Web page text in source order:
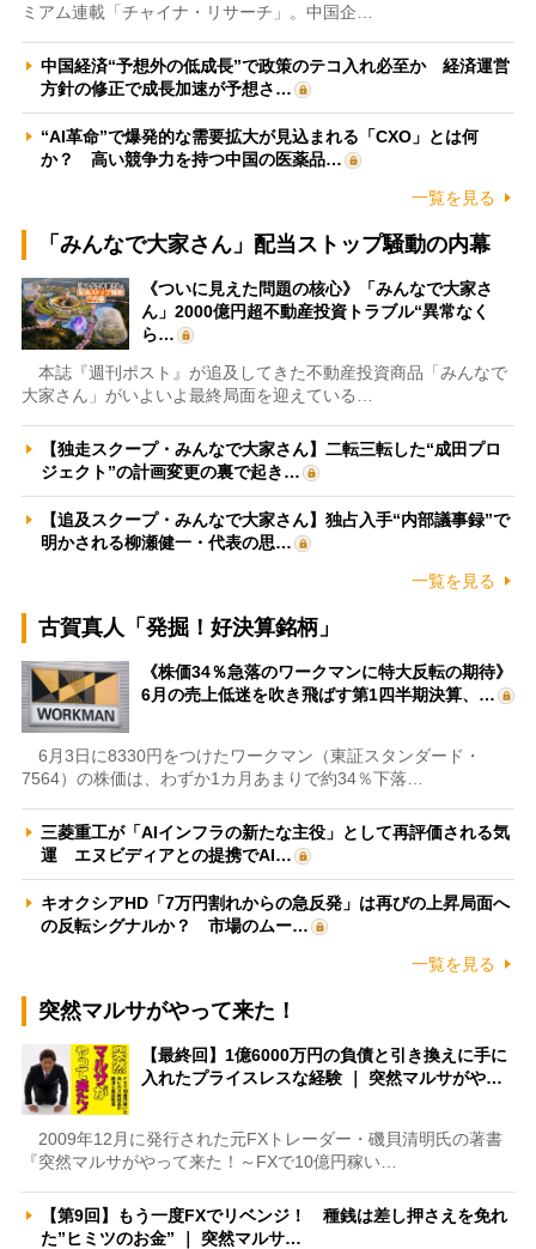
ミアム連載「チャイナ・リサーチ」。中国企…
中国経済“予想外の低成長”で政策のテコ入れ必至か 経済運営
方針の修正で成長加速が予想さ…
“AI革命”で爆発的な需要拡大が見込まれる「CXO」とは何
か？ 高い競争力を持つ中国の医薬品…
一覧を見る
「みんなで大家さん」配当ストップ騒動の内幕
《ついに見えた問題の核心》「みんなで大家さ
ん」2000億円超不動産投資トラブル“異常なく
ら…
本誌『週刊ポスト』が追及してきた不動産投資商品「みんなで
大家さん」がいよいよ最終局面を迎えている…
【独走スクープ・みんなで大家さん】二転三転した“成田プロ
ジェクト”の計画変更の裏で起き…
【追及スクープ・みんなで大家さん】独占入手“内部議事録”で
明かされる柳瀬健一・代表の思…
一覧を見る
古賀真人「発掘！好決算銘柄」
《株価34％急落のワークマンに特大反転の期待》
6月の売上低迷を吹き飛ばす第1四半期決算、…
6月3日に8330円をつけたワークマン（東証スタンダード・
7564）の株価は、わずか1カ月あまりで約34％下落…
三菱重工が「AIインフラの新たな主役」として再評価される気
運 エヌビディアとの提携でAI…
キオクシアHD「7万円割れからの急反発」は再びの上昇局面へ
の反転シグナルか？ 市場のムー…
一覧を見る
突然マルサがやって来た！
【最終回】1億6000万円の負債と引き換えに手に
入れたプライスレスな経験 ｜ 突然マルサがや…
2009年12月に発行された元FXトレーダー・磯貝清明氏の著書
『突然マルサがやって来た！～FXで10億円稼い…
【第9回】もう一度FXでリベンジ！ 種銭は差し押さえを免れ
た”ヒミツのお金” ｜ 突然マルサ…